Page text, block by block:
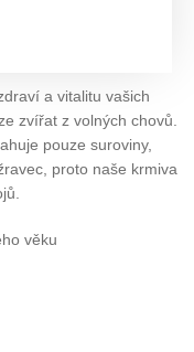
a vitalitu vašich
zvířat z volných chovů.
pouze suroviny,
proto naše krmiva
věku